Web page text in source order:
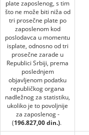
plate zaposlenog, s tim
što ne može biti niža od
tri prosečne plate po
zaposlenom kod
poslodavca u momentu
isplate, odnosno od tri
prosečne zarade u
Republici Srbiji, prema
poslednjem
objavljenom podatku
republičkog organa
nadležnog za statistiku,
ukoliko je to povoljnije
za zaposlenog -
(196.827,00 din.).